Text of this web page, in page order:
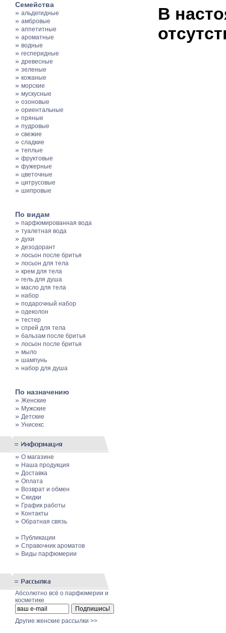
Семейства
» альдегидные
» амбровые
» аппетитные
» ароматные
» водные
» гесперидные
» древесные
» зеленые
» кожаные
» морские
» мускусные
» озоновые
» ориентальные
» пряные
» пудровые
» свежие
» сладкие
» теплые
» фруктовые
» фужерные
» цветочные
» цитрусовые
» шипровые
По видам
» парфюмированная вода
» туалетная вода
» духи
» дезодорант
» лосьон после бритья
» лосьон для тела
» крем для тела
» гель для душа
» масло для тела
» набор
» подарочный набор
» одеколон
» тестер
» спрей для тела
» бальзам после бритья
» лосьон после бритья
» мыло
» шампунь
» набор для душа
По назначению
» Женские
» Мужские
» Детские
» Унисекс
» О магазине
» Наша продукция
» Доставка
» Оплата
» Возврат и обмен
» Скидки
» График работы
» Контакты
» Обратная связь
» Публикации
» Cправочник ароматов
» Виды парфюмерии
Абсолютно всё о парфюмерии и
косметике
Другие женские рассылки >>
В